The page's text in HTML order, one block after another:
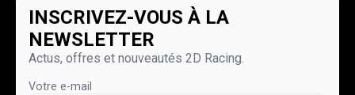
INSCRIVEZ-VOUS À LA
NEWSLETTER
Actus, offres et nouveautés 2D Racing.
Votre e-mail